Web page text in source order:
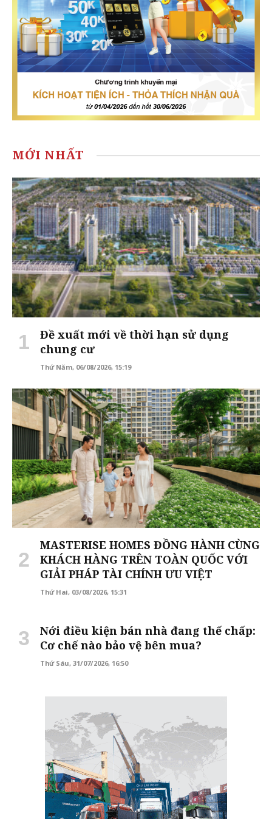
MỚI NHẤT
Đề xuất mới về thời hạn sử dụng
chung cư
Thứ Năm, 06/08/2026, 15:19
MASTERISE HOMES ĐỒNG HÀNH CÙNG
KHÁCH HÀNG TRÊN TOÀN QUỐC VỚI
GIẢI PHÁP TÀI CHÍNH ƯU VIỆT
Thứ Hai, 03/08/2026, 15:31
Nới điều kiện bán nhà đang thế chấp:
Cơ chế nào bảo vệ bên mua?
Thứ Sáu, 31/07/2026, 16:50